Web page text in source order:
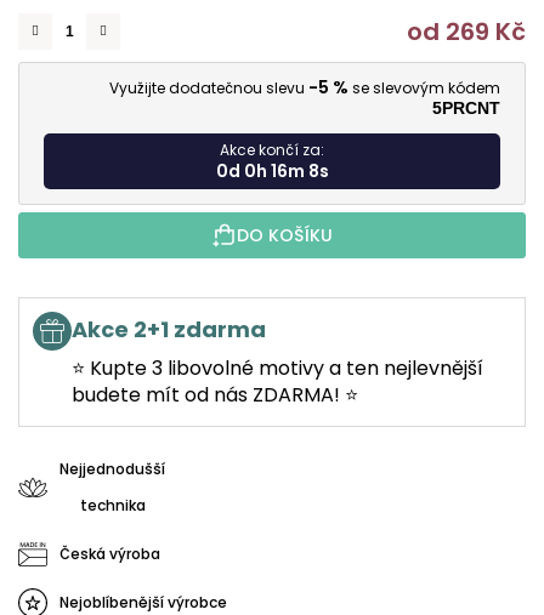
od 269 Kč
Využijte dodatečnou slevu -5 % se slevovým kódem
5PRCNT
Akce končí za:
0d 0h 16m 7s
DO KOŠÍKU
Akce 2+1 zdarma
⭐ Kupte 3 libovolné motivy a ten nejlevnější
budete mít od nás ZDARMA! ⭐
Nejjednodušší
technika
Česká výroba
Nejoblíbenější výrobce